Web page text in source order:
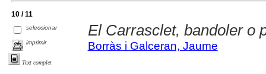
10 / 11
seleccionar
imprimir
Text complet
El Carrasclet, bandoler o
Borràs i Galceran, Jaume